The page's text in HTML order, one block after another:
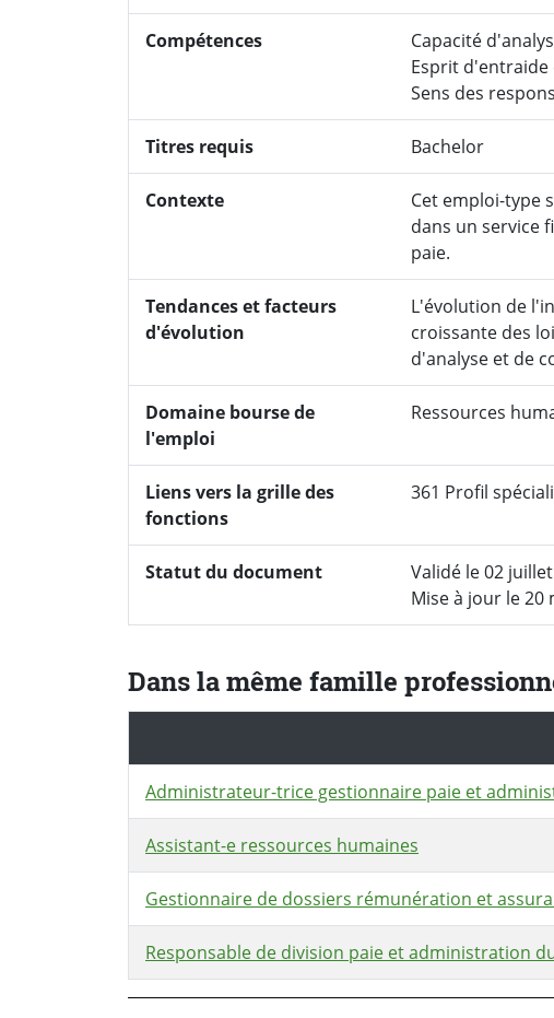
Compétences
Capacité
Esprit
Sens des
Titres requis Bachelor
Contexte
Cet emploi-type
dans un service
paie.
Tendances et facteurs
d'évolution
L'évolution de
croissante des
d'analyse et de
Domaine bourse de
l'emploi
Ressources
Liens vers la grille des
fonctions
361 Profil
Statut du document
Validé le 02
Mise à jour le 20
Dans la même famille
Administrateur-trice gestionnaire paie et
Assistant-e ressources humaines
Gestionnaire de dossiers rémunération et
Responsable de division paie et administration